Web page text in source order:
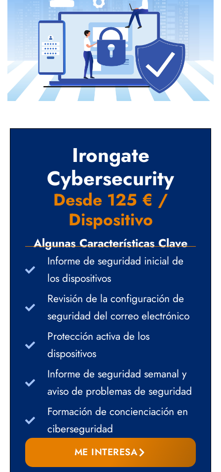
Irongate
Cybersecurity
Desde 125 € /
Dispositivo
Algunas Características Clave
Informe de seguridad inicial de
los dispositivos
Revisión de la configuración de
seguridad del correo electrónico
Protección activa de los
dispositivos
Informe de seguridad semanal y
aviso de problemas de seguridad
Formación de concienciación en
ciberseguridad
ME INTERESA